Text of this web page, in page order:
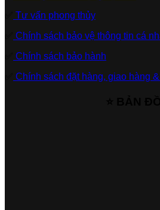
Tư vấn phong thủy
Chính sách bảo vệ thông tin cá
Chính sách bảo hành
Chính sách đặt hàng, giao hàng